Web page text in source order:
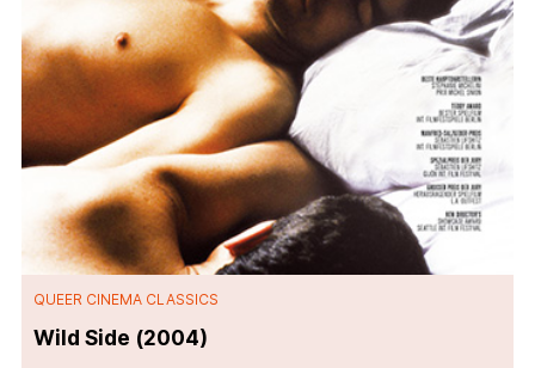
QUEER CINEMA CLASSICS
Wild Side (2004)